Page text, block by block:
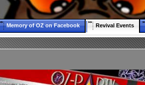
Memory of OZ on Facebook Revival Events